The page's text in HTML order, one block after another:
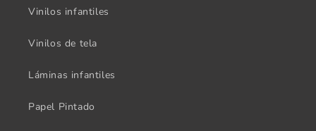
Vinilos infantiles
Vinilos de tela
Láminas infantiles
Papel Pintado